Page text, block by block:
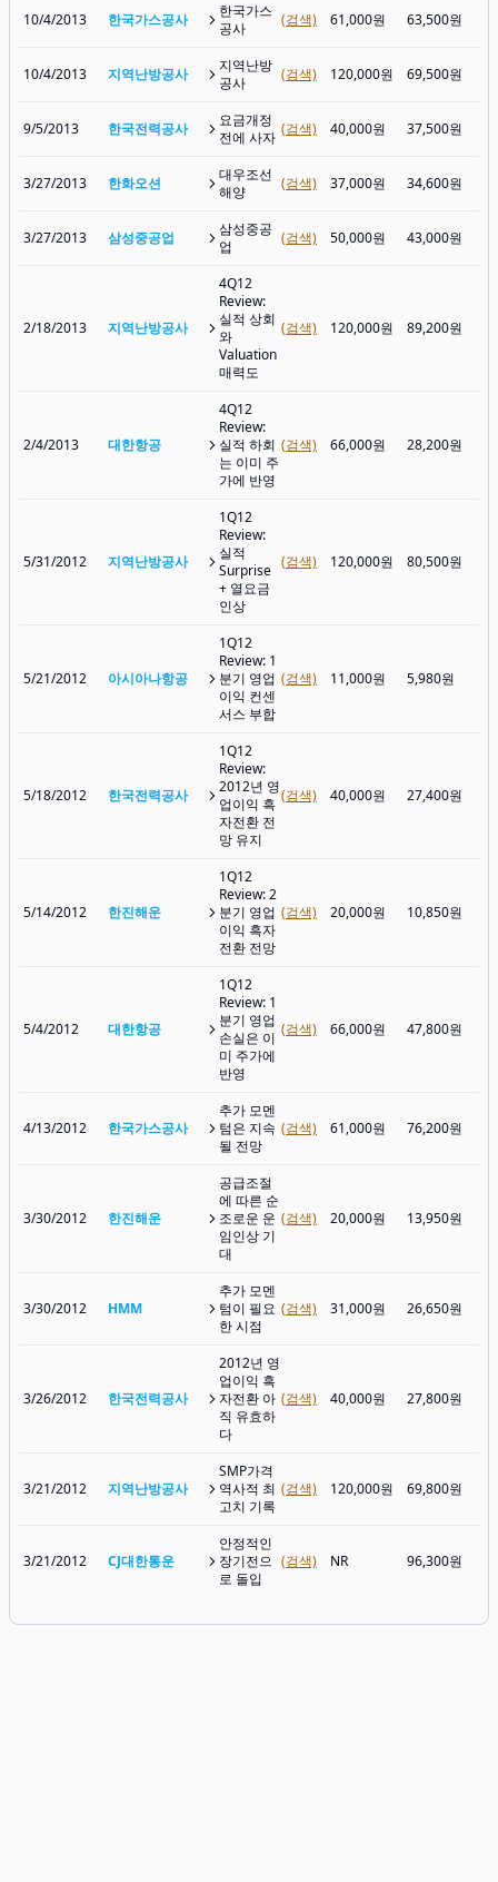
10/4/2013 한국가스공사
한국가스
공사
(검색) 61,000원 63,500원
10/4/2013 지역난방공사
지역난방
공사
(검색) 120,000원 69,500원
9/5/2013 한국전력공사
요금개정
전에 사자 (검색) 40,000원 37,500원
3/27/2013 한화오션
대우조선
해양
(검색) 37,000원 34,600원
3/27/2013 삼성중공업
삼성중공
업
(검색) 50,000원 43,000원
2/18/2013 지역난방공사
4Q12
Review:
실적 상회
와
Valuation
매력도
(검색) 120,000원 89,200원
2/4/2013 대한항공
4Q12
Review:
실적 하회
는 이미 주
가에 반영
(검색) 66,000원 28,200원
5/31/2012 지역난방공사
1Q12
Review:
실적
Surprise
+ 열요금
인상
(검색) 120,000원 80,500원
5/21/2012 아시아나항공
1Q12
Review: 1
분기 영업
이익 컨센
서스 부합
(검색) 11,000원 5,980원
5/18/2012 한국전력공사
1Q12
Review:
2012년 영
업이익 흑
자전환 전
망 유지
(검색) 40,000원 27,400원
5/14/2012 한진해운
1Q12
Review: 2
분기 영업
이익 흑자
전환 전망
(검색) 20,000원 10,850원
5/4/2012 대한항공
1Q12
Review: 1
분기 영업
손실은 이
미 주가에
반영
(검색) 66,000원 47,800원
4/13/2012 한국가스공사
추가 모멘
텀은 지속
될 전망
(검색) 61,000원 76,200원
3/30/2012 한진해운
공급조절
에 따른 순
조로운 운
임인상 기
대
(검색) 20,000원 13,950원
3/30/2012 HMM
추가 모멘
텀이 필요
한 시점
(검색) 31,000원 26,650원
3/26/2012 한국전력공사
2012년 영
업이익 흑
자전환 아
직 유효하
다
(검색) 40,000원 27,800원
3/21/2012 지역난방공사
SMP가격
역사적 최
고치 기록
(검색) 120,000원 69,800원
3/21/2012 CJ대한통운
안정적인
장기전으
로 돌입
(검색) NR 96,300원